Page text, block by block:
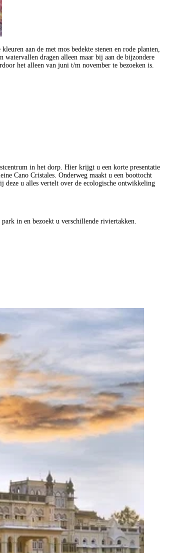
aan de met mos bedekte stenen en rode planten,
watervallen dragen alleen maar bij aan de bijzondere
het alleen van juni t/m november te bezoeken is.
in het dorp. Hier krijgt u een korte presentatie
Cano Cristales. Onderweg maakt u een boottocht
deze u alles vertelt over de ecologische ontwikkeling
in en bezoekt u verschillende riviertakken.